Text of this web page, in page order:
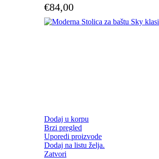
€84,00
Dodaj u korpu
Brzi pregled
Uporedi proizvode
Dodaj na listu želja.
Zatvori